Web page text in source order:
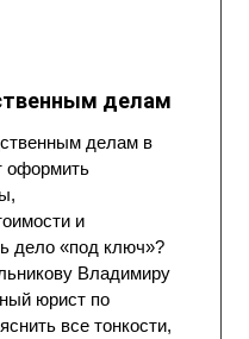
делам
делам в
оформить
и
дело «под ключ»?
Владимиру
юрист по
все тонкости,